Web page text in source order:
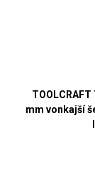
mm vonkajší